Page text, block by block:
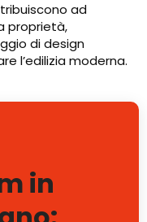
ad
proprietà,
di design
l’edilizia moderna.
in